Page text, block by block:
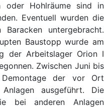
oder Hohlräume sind in
Eventuell wurden die
untergebracht.
Baustopp wurde am
der Arbeitslager Orion I
Zwischen Juni bis
der vor Ort
Anlagen ausgeführt. Die
bei anderen Anlagen